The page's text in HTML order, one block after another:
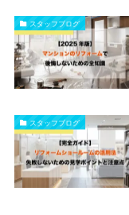
スタッフブログ
スタッフブログ